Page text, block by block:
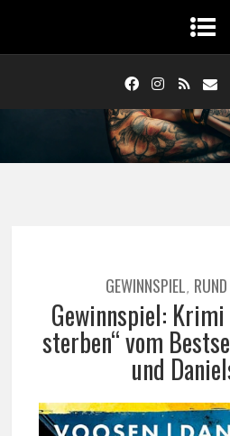
GEWINNSPIEL,
Gewinnspiel: Krimi
sterben“ vom
und